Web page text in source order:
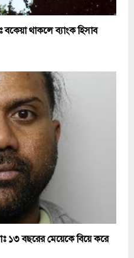
থাকলে ব্যাংক হিসাব
১৩ বছরের মেয়েকে বিয়ে করে